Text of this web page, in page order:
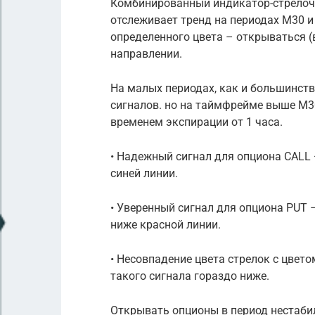
Комбинированный индикатор-
отслеживает тренд на периодах М30
определенного цвета –
направлении.
На малых периодах, как и
сигналов. но на таймфрейме выше
временем экспирации от 1 часа.
• Надежный сигнал для опциона
синей линии.
• Уверенный сигнал для опциона
ниже красной линии.
• Несовпадение цвета стрелок с
такого сигнала гораздо ниже.
Открывать опционы в период